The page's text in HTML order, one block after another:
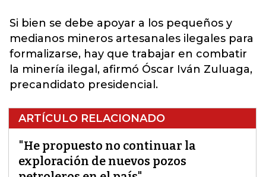
Si bien se debe apoyar a los pequeños y
medianos mineros artesanales ilegales para
formalizarse, hay que trabajar en combatir
la minería ilegal, afirmó Óscar Iván Zuluaga,
precandidato presidencial.
ARTÍCULO RELACIONADO
"He propuesto no continuar la
exploración de nuevos pozos